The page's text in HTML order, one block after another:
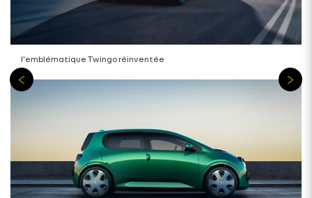
l'emblématique Twingo réinventée